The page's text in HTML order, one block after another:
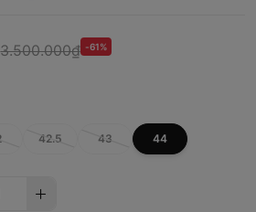
3.500.000₫ -61%
42.5 43 44